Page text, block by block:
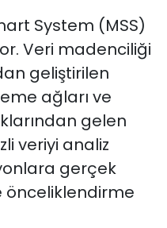
System (MSS)
Veri madenciliği
geliştirilen
ağları ve
gelen
veriyi analiz
gerçek
önceliklendirme